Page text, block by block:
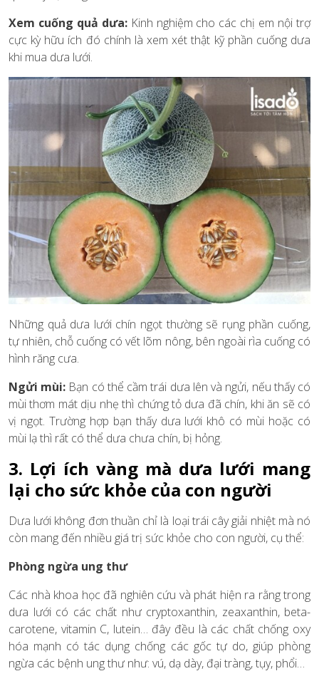
Xem cuống quả dưa:Kinh nghiệm cho các chị em nội trợ
cực kỳ hữu ích đó chính là xem xét thật kỹ phần cuống dưa
khi mua dưa lưới.
Những quả dưa lưới chín ngọt thường sẽ rụng phần cuống,
tự nhiên, chỗ cuống có vết lõm nông, bên ngoài rìa cuống có
hình răng cưa.
Ngửi mùi: Bạn có thể cầm trái dưa lên và ngửi, nếu thấy có
mùi thơm mát dịu nhẹ thì chứng tỏ dưa đã chín, khi ăn sẽ có
vị ngọt. Trường hợp bạn thấy dưa lưới khô có mùi hoặc có
mùi lạ thì rất có thể dưa chưa chín, bị hỏng.
3. Lợi ích vàng mà dưa lưới mang
lại cho sức khỏe của con người
Dưa lưới không đơn thuần chỉ là loại trái cây giải nhiệt mà nó
còn mang đến nhiều giá trị sức khỏe cho con người, cụ thể:
Phòng ngừa ung thư
Các nhà khoa học đã nghiên cứu và phát hiện ra rằng trong
dưa lưới có các chất như cryptoxanthin, zeaxanthin, beta-
carotene, vitamin C, lutein… đây đều là các chất chống oxy
hóa mạnh có tác dụng chống các gốc tự do, giúp phòng
ngừa các bệnh ung thư như: vú, dạ dày, đại tràng, tụy, phổi…